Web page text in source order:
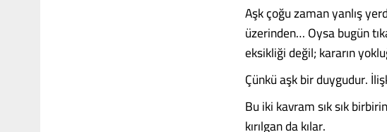
Aşk çoğu zaman yanlış
üzerinden… Oysa bugün
eksikliği değil; kararın
Çünkü aşk bir duygudur.
Bu iki kavram sık sık
kırılgan da kılar.